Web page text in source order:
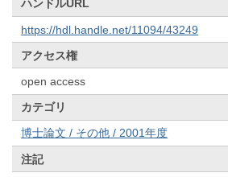
ハンドルURL
https://hdl.handle.net/11094/43249
アクセス権
open access
カテゴリ
博士論文 / その他 / 2001年度
注記